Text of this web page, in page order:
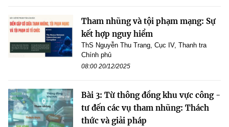
Tham nhũng và tội phạm mạng: Sự
kết hợp nguy hiểm
ThS Nguyễn Thu Trang, Cục IV, Thanh tra
Chính phủ
08:00 20/12/2025
Bài 3: Từ thông đồng khu vực công -
tư đến các vụ tham nhũng: Thách
thức và giải pháp